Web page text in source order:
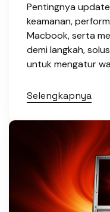
Pentingnya
keamanan,
Macbook, serta
demi langkah,
untuk mengatur
Selengkapnya